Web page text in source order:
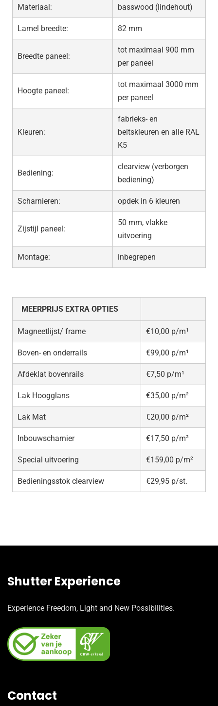
Materiaal: basswood (lindehout)
Lamel breedte: 82 mm
Breedte paneel:
tot maximaal 900 mm
per paneel
Hoogte paneel:
tot maximaal 3000 mm
per paneel
Kleuren:
fabrieks- en
beitskleuren en alle RAL
K5
Bediening:
clearview (verborgen
bediening)
Scharnieren: opdek in 6 kleuren
Zijstijl paneel:
50 mm, vlakke
uitvoering
Montage: inbegrepen
MEERPRIJS EXTRA OPTIES
Magneetlijst/ frame €10,00 p/m¹
Boven- en onderrails €99,00 p/m¹
Afdeklat bovenrails €7,50 p/m¹
Lak Hoogglans €35,00 p/m²
Lak Mat €20,00 p/m²
Inbouwscharnier €17,50 p/m²
Special uitvoering €159,00 p/m²
Bedieningsstok clearview €29,95 p/st.
Shutter Experience
Experience Freedom, Light and New Possibilities.
Contact